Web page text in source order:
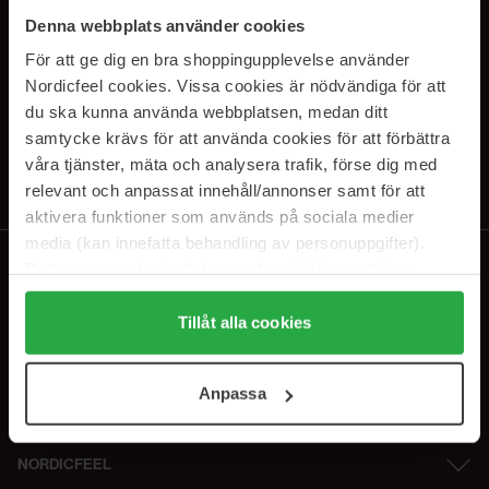
Denna webbplats använder cookies
För att ge dig en bra shoppingupplevelse använder
Nordicfeel cookies. Vissa cookies är nödvändiga för att
du ska kunna använda webbplatsen, medan ditt
samtycke krävs för att använda cookies för att förbättra
våra tjänster, mäta och analysera trafik, förse dig med
relevant och anpassat innehåll/annonser samt för att
aktivera funktioner som används på sociala medier
media (kan innefatta behandling av personuppgifter).
Genom att trycka på "Tillåt alla cookies" accepterar du
alla cookies, medan du under "Detaljer" kan anpassa
användningen av cookies. Du kan när som helst återkalla
samt vår Integritetspolicy.
Tillåt alla cookies
Anpassa
SUBSCRIBE TO OUR
NEWSLETTER
Tilaamalla hyväksyttietosuojakäytäntömme. Peruuta tilaus milloin
tahansa.
NORDICFEEL